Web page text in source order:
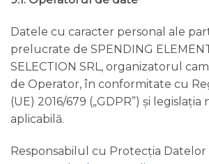
Datele cu caracter personal ale
prelucrate de SPENDING
SELECTION SRL, organizatorul
de Operator, în conformitate cu
(UE) 2016/679 („GDPR”) și legislația
aplicabilă.
Responsabilul cu Protecția Datelor